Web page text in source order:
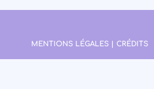
MENTIONS LÉGALES | CRÉDITS